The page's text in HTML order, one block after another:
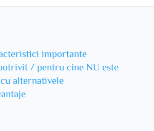
importante
/ pentru cine NU este
alternativele